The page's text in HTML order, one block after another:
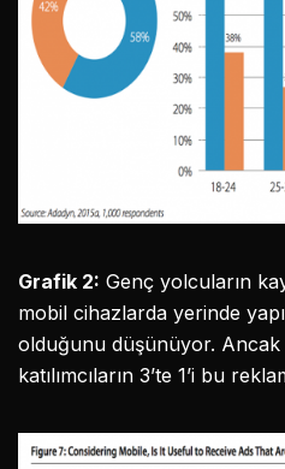
Grafik 2: Genç yolcuların
mobil cihazlarda yerinde
olduğunu düşünüyor. Ancak
katılımcıların 3’te 1’i bu